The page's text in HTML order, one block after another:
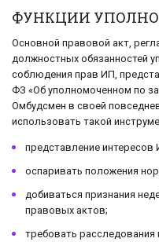
ФУНКЦИИ
Основной правовой акт,
должностных обязанностей
соблюдения прав ИП,
ФЗ «Об уполномоченном по
Омбудсмен в своей
использовать такой
представление интересов
оспаривать положения
добиваться признания
правовых актов;
требовать